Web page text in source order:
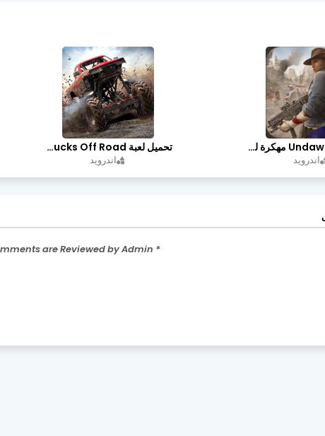
تحميل لعبة Undawn مهكرة للأندرويد أخر إصدار | تحميل مباشر + موارد غير محدودة
اندرويد
تحميل لعبة Trucks Off Road مهكرة اخر اصدار
اندرويد
* Please Don't Spam Here. All the Comments are Reviewed by Admin.